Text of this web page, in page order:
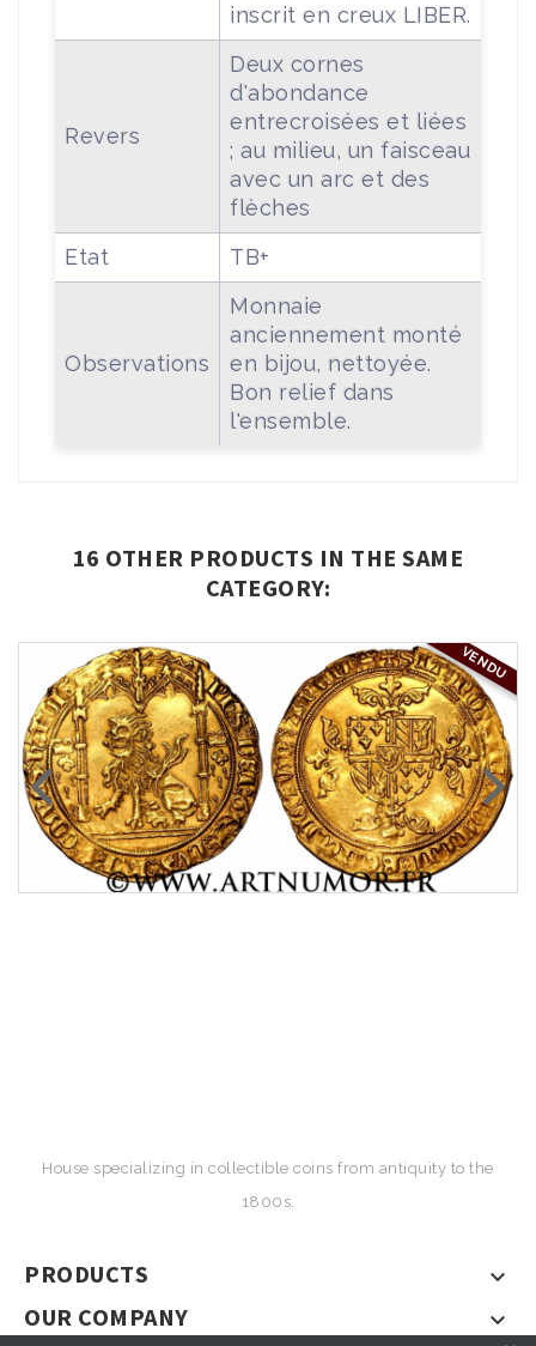
inscrit en creux LIBER.
Revers
Deux cornes
d'abondance
entrecroisées et liées
; au milieu, un faisceau
avec un arc et des
flèches
Etat
TB+
Observations
Monnaie
anciennement monté
en bijou, nettoyée.
Bon relief dans
l'ensemble.
16 OTHER PRODUCTS IN THE SAME
CATEGORY:
VENDU
House specializing in collectible coins from antiquity to the
1800s.
PRODUCTS 
OUR COMPANY 